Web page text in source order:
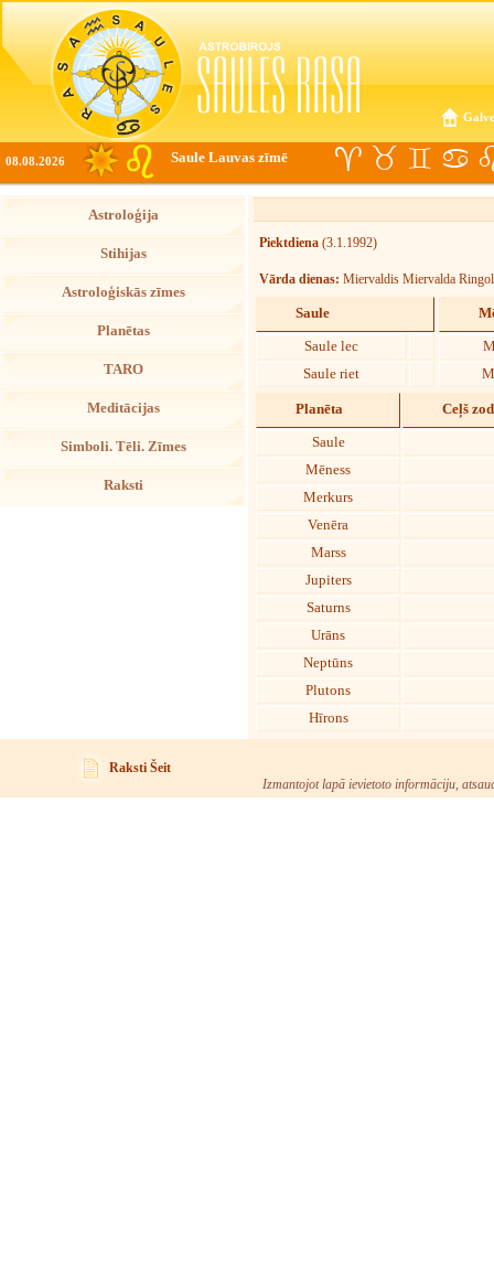
08.08.2026 Saule Lauvas zīmē
Astroloģija
Stihijas
Astroloģiskās zīmes
Planētas
TARO
Meditācijas
Simboli. Tēli. Zīmes
Raksti
Piektdiena (3.1.1992)
Vārda dienas: Miervaldis Miervalda
Saule
Saule lec
Saule riet
Planēta Ceļš
Saule
Mēness
Merkurs
Venēra
Marss
Jupiters
Saturns
Urāns
Neptūns
Plutons
Hīrons
Raksti Šeit
Izmantojot lapā ievietoto informāciju,